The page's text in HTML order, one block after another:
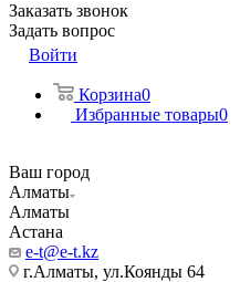
Заказать звонок
Задать вопрос
Войти
Корзина0
Избранные товары0
Ваш город
Алматы
Алматы
Астана
e-t@e-t.kz
г.Алматы, ул.Коянды 64